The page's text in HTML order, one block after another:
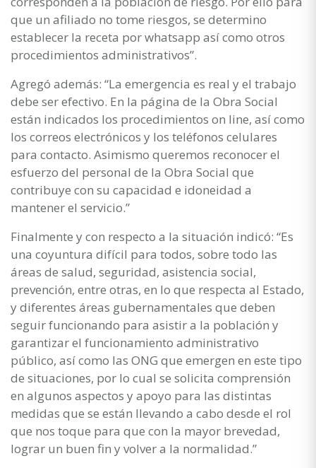
que un afiliado no tome riesgos, se determino
establecer la receta por whatsapp así como otros
procedimientos administrativos”.
Agregó además: “La emergencia es real y el trabajo
debe ser efectivo. En la página de la Obra Social
están indicados los procedimientos on line, así como
los correos electrónicos y los teléfonos celulares
para contacto. Asimismo queremos reconocer el
esfuerzo del personal de la Obra Social que
contribuye con su capacidad e idoneidad a
mantener el servicio.”
Finalmente y con respecto a la situación indicó: “Es
una coyuntura difícil para todos, sobre todo las
áreas de salud, seguridad, asistencia social,
prevención, entre otras, en lo que respecta al Estado,
y diferentes áreas gubernamentales que deben
seguir funcionando para asistir a la población y
garantizar el funcionamiento administrativo
público, así como las ONG que emergen en este tipo
de situaciones, por lo cual se solicita comprensión
en algunos aspectos y apoyo para las distintas
medidas que se están llevando a cabo desde el rol
que nos toque para que con la mayor brevedad,
lograr un buen fin y volver a la normalidad.”